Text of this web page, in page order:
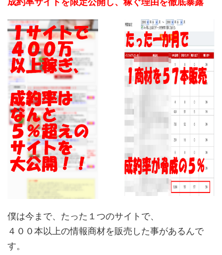
僕は今まで、たった１つのサイトで、
４００本以上の情報商材を販売した事があるんで
す。